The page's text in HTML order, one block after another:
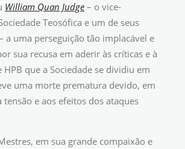
William Quan Judge – o vice-
Teosófica e um de seus
a uma perseguição tão implacável e
sua recusa em aderir às críticas e à
HPB que a Sociedade se dividiu em
uma morte prematura devido, em
tensão e aos efeitos dos ataques
em sua grande compaixão e